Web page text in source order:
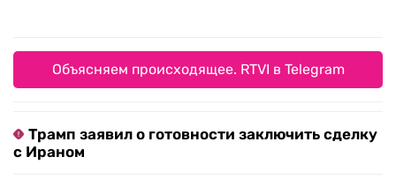
Объясняем происходящее. RTVI в Telegram
Трамп заявил о готовности заключить сделку
с Ираном